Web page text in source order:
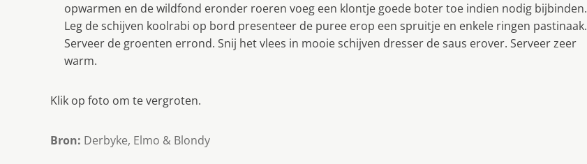
opwarmen en de wildfond eronder roeren voeg een klontje goede boter toe indien nodig bijbinden.
Leg de schijven koolrabi op bord presenteer de puree erop een spruitje en enkele ringen pastinaak.
Serveer de groenten errond. Snij het vlees in mooie schijven dresser de saus erover. Serveer zeer
warm.
Klik op foto om te vergroten.
Bron: Derbyke, Elmo & Blondy